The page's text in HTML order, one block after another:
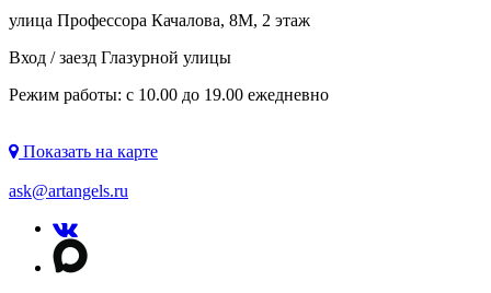
улица Профессора Качалова, 8М, 2 этаж
Вход / заезд Глазурной улицы
Режим работы: с 10.00 до 19.00 ежедневно
Показать на карте
ask@artangels.ru